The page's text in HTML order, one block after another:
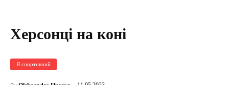
Херсонці на коні
Я спортивний